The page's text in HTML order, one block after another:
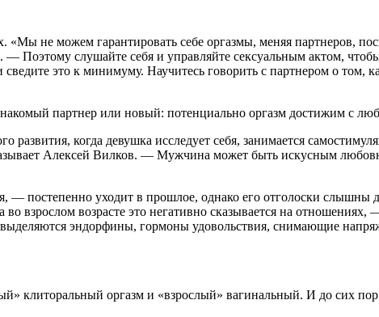
«Мы не можем гарантировать себе оргазмы, меняя партнеров,
слушайте себя и управляйте сексуальным актом, чтобы
это к минимуму. Научитесь говорить с партнером о
партнер или новый: потенциально оргазм достижим с
развития, когда девушка исследует себя, занимается
Алексей Вилков. — Мужчина может быть искусным
постепенно уходит в прошлое, однако его отголоски слышны
во взрослом возрасте это негативно сказывается на
эндорфины, гормоны удовольствия, снимающие
клиторальный оргазм и «взрослый» вагинальный. И до сих